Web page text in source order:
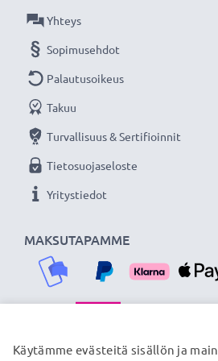
★ 3 vuoden takuu ★
Olemme vuonna 2004 perustettu
verkkokauppa, joka tarjoaa
siksi tarjoamme 36 kuukauden
MAKSUTAPAMME
Yhteys
Sopimusehdot
Palautusoikeus
Takuu
Turvallisuus & Sertifioinnit
Tietosuojaseloste
Yritystiedot
TOIMITUSKUMPPANIMME
Käytämme evästeitä sisällön ja